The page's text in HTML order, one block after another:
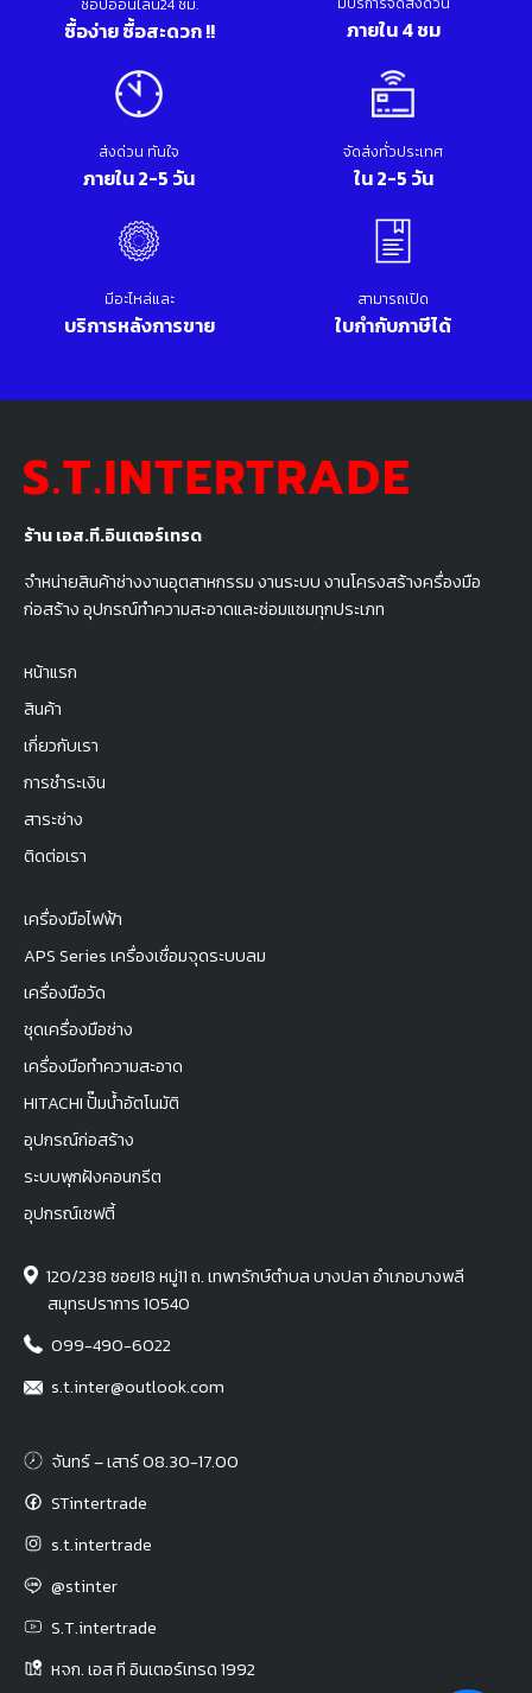
ร้าน เอส.ที.อินเตอร์เทรด
จำหน่ายสินค้าช่างงานอุตสาหกรรม งานระบบ งานโครงสร้างครื่องมือ
ก่อสร้าง อุปกรณ์ทำความสะอาดและซ่อมแซมทุกประเภท
หน้าแรก
สินค้า
เกี่ยวกับเรา
การชำระเงิน
สาระช่าง
ติดต่อเรา
เครื่องมือไฟฟ้า
APS Series เครื่องเชื่อมจุดระบบลม
เครื่องมือวัด
ชุดเครื่องมือช่าง
เครื่องมือทำความสะอาด
HITACHI ปั๊มน้ำอัตโนมัติ
อุปกรณ์ก่อสร้าง
ระบบพุกฝังคอนกรีต
อุปกรณ์เซฟตี้
120/238 ซอย18 หมู่11 ถ. เทพารักษ์ตำบล บางปลา อำเภอบางพลี
สมุทรปราการ 10540
099-490-6022
s.t.inter@outlook.com
จันทร์ – เสาร์ 08.30-17.00
STintertrade
s.t.intertrade
@stinter
S.T.intertrade
หจก. เอส ที อินเตอร์เทรด 1992
ช้อปออนไลน์24 ชม.
ซื้อง่าย ซื้อสะดวก !! ภายใน 4 ชม
ส่งด่วน ทันใจ
ภายใน 2-5 วัน
จัดส่งทั่วประเทศ
ใน 2-5 วัน
มีอะไหล่และ
บริการหลังการขาย
สามารถเปิด
ใบกำกับภาษีได้